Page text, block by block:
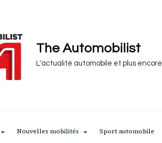
The Automobilist
L'actualité automobile et plus encore
Nouvelles mobilités Sport automobile